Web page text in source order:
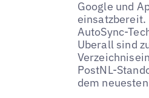
Google und
einsatzbereit.
AutoSync-
Uberall sind
PostNL-
dem